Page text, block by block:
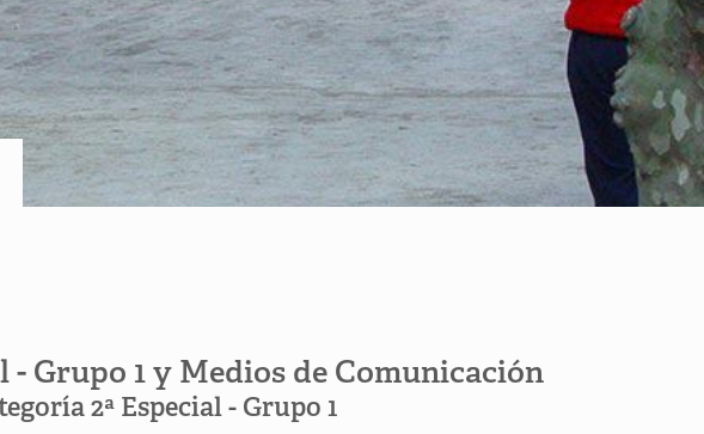
- Grupo 1 y Medios de Comunicación
2ª Especial - Grupo 1